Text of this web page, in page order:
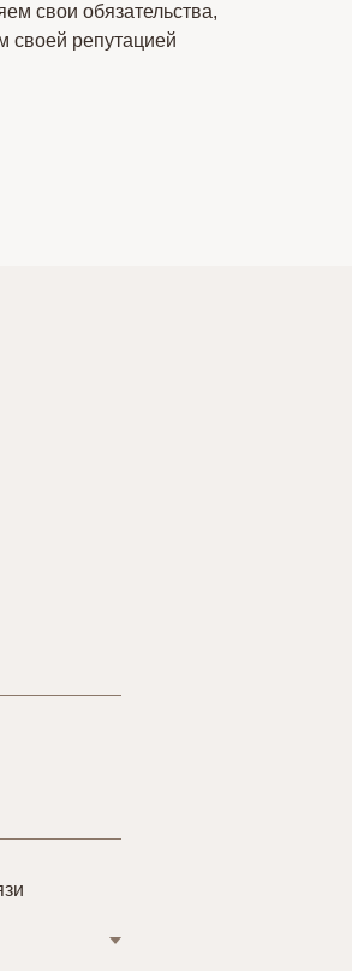
свои обязательства,
своей репутацией